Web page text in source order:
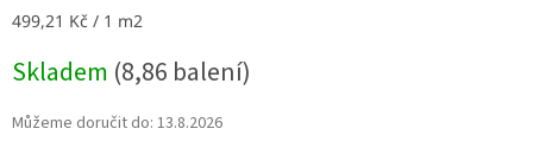
Měrná
499,21 Kč / 1 m2
Skladem (8,86 balení)
Můžeme doručit do: 13.8.2026